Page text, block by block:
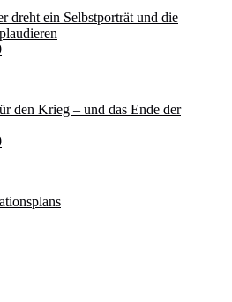
dreht ein Selbstporträt und die
den Krieg – und das Ende der